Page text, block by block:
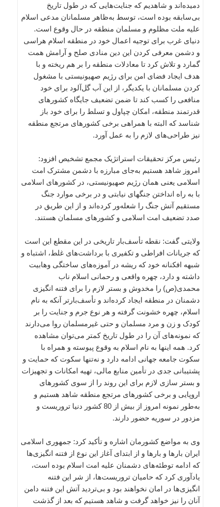
دمیده‌اند و شاهدیم که جنایت‌هایی که در طول تاریخ
بی‌سابقه بوده است، توسط به‌ظاهر مسلمانان مدعی اسلام
علیه ملت مظلوم و مسلمان منطقه در حال وقوع است.
دنیای غرب برای توجیه اعمال خود در منطقه اسلام هراسی
و دشمن معرفی کردن این دین منادی صلح و آرامش همت
گمارد و تلاش کرد تا معادلات منطقه را بر هم ریخته و با
هدف ایجاد فضای امن برای رژیم صهیونیستی با مشغول
کردن مسلمانان با یکدیگر، از این آب گل‌آلود برای خود
منافعی را کسب کند تا ضمن تضعیف جایگاه کشورهای
قدرتمند منطقه، امکان چپاول و تسلط را برای خود باز
شناسد که البته با همراهی برخی کشورهای مرتجع منطقه
نیز طراحی‌های لازم را به عمل آورد.
رئیس مرکز تحقیقات استراتژیک مجمع تشخیص افزود:
امروز شاهد هستیم به‌جای مبارزه با دشمن مشترک امت
اسلامی یعنی همان رژیم صهیونیستی، در کشورهای اسلامی
با به راه انداختن جنگهای نیابتی و در برخی موارد جنگ
مستقیم آتش جنگ را شعله‌ور کرده‌اند و از این طریق در
صدد تضعیف امت اسلامی و کشورهای مسلمان هستند.
ولایتی گفت: نقطه تأسف‌بار تاریخی در این مقطع این است
که جریانات افراطی و تکفیری با برداشت‌های غلط، اشتباه و
شبهه افکنانه خود که ریشه در آموزه‌های ساختگی وهابیت
داشته و دارد، چهره واقعی و رحمانی اسلام ناب
محمدی(ص) را مخدوش و بستر لازم را برای فتنه انگیزی
دشمنان در منطقه ایجاد کرده‌اند و تأسف‌بارتر آنکه به نام
اسلام، چهره خشونت گرفته و هر نوع جرم و جنایت را بر
کودک و زن و مرد مسلمان و حتی غیرمسلمان روا می‌دارند
که نمونه‌های آن را در طول تاریخ کمتر می‌توان مشاهده
کرد. همه اینها به نام اسلام به وقوع پیوسته و همراه با
سکوت جامعه جهانی ادامه دارد و نه‌تنها سکوت که حمایت و
پشتیبانی جدی در تأمین منابع مالی، تهیه امکانات و تجهیزات
و بستر سازی لازم برای این روند را از سوی کشورهای
اروپایی و برخی کشورهای مرتجع منطقه شاهد هستیم و
به‌طور نمونه امروز از بیش از 80 کشور دنیا تروریست و
مزدور در سوریه حضور دارند.
وی به مواضع کشورمان اشاره و تأکید کرد: جمهوری اسلامی
ایران بارها و بارها و از ابتدای آغاز این نوع از فتنه انگیزی‌ها
که ادامه توطئه‌های دشمنان علیه امت اسلام بوده است،
یادآوری کرد که حامیان تروریست‌ها، از شر این فتنه
انگیزی‌ها در امان نخواهند بود و بی‌تردید آتش این فتنه دامن
آنان را نیز خواهد گرفت و شاهد هستیم که بعد از گذشت